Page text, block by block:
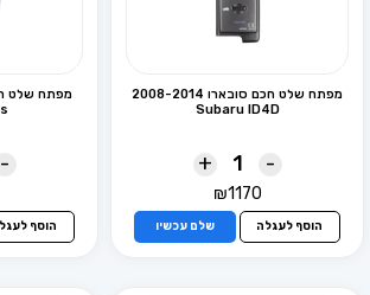
מפתח שלט חכם סובארו 2008-2014
Subaru ID4D
-
+
₪1170
הוסף לעגלה שלם עכשיו
-
הוסף